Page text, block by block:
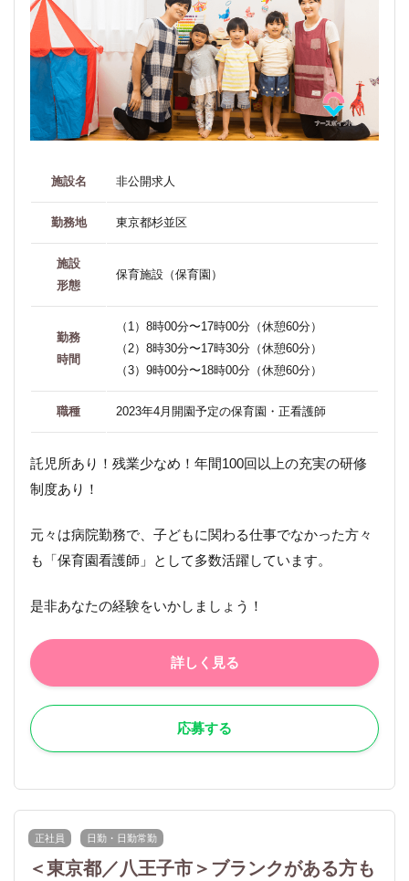
施設名 非公開求人
勤務地 東京都杉並区
施設
形態
保育施設（保育園）
勤務
時間
（1）8時00分〜17時00分（休憩60分）
（2）8時30分〜17時30分（休憩60分）
（3）9時00分〜18時00分（休憩60分）
職種 2023年4月開園予定の保育園・正看護師
託児所あり！残業少なめ！年間100回以上の充実の研修
制度あり！
元々は病院勤務で、子どもに関わる仕事でなかった方々
も「保育園看護師」として多数活躍しています。
是非あなたの経験をいかしましょう！
詳しく見る
応募する
正社員 日勤・日勤常勤
＜東京都／八王子市＞ブランクがある方も